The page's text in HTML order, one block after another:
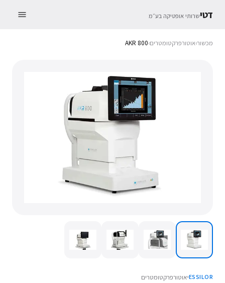
דטישרותי אופטיקה בע״מ
מכשור›אוטורפרקטומטרים›
AKR 800
ESSILOR אוטורפרקטומטרים